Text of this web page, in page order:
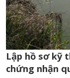
Lập hồ sơ kỹ
chứng nhận